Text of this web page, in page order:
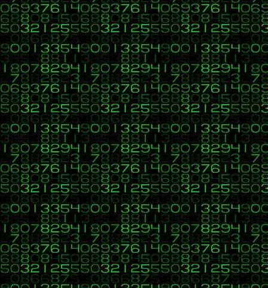
Responde a las siguientes preguntas indicando
a) Hoy día ya no tiene sentido crear una página web
b) Podemos reconocer si una página web es dinámica
c) La mayor parte de los sitios web y gestores de
d) Si creamos un sitio web dinámico no podremos ser
Respuestas:
a) Falso, porque si quieres crear un sitio rápido y sin
b) Verdadera, si, porque en las mayoria de los sitios
c) Verdadera, un ejemplo sería como la red social
d) Falso, porque hoy en día ya todas las web dinamicas
7 C, C++, C#, Java, Visual Basic, HTML, PHP, CSS,
«en:18 de Enero 2020, 08:46 »
Respuestas al ejercicio CU00804B del tutorial de
EJERCICIO
Responde a las siguientes preguntas indicando